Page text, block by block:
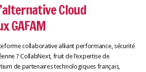
Cloud
GAFAM
collaborative alliant performance, sécurité
? CollabNext, fruit de l’expertise de
de partenaires technologiques français,